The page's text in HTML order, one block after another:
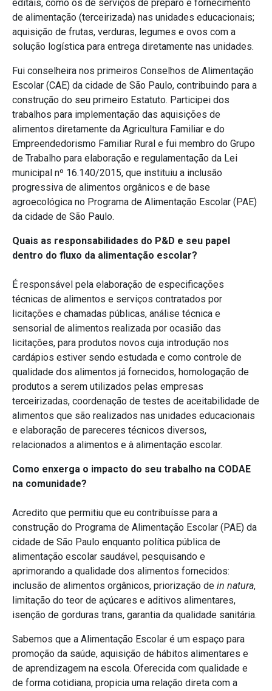
editais, como os de serviços de preparo e fornecimento
de alimentação (terceirizada) nas unidades educacionais;
aquisição de frutas, verduras, legumes e ovos com a
solução logística para entrega diretamente nas unidades.
Fui conselheira nos primeiros Conselhos de Alimentação
Escolar (CAE) da cidade de São Paulo, contribuindo para a
construção do seu primeiro Estatuto. Participei dos
trabalhos para implementação das aquisições de
alimentos diretamente da Agricultura Familiar e do
Empreendedorismo Familiar Rural e fui membro do Grupo
de Trabalho para elaboração e regulamentação da Lei
municipal nº 16.140/2015, que instituiu a inclusão
progressiva de alimentos orgânicos e de base
agroecológica no Programa de Alimentação Escolar (PAE)
da cidade de São Paulo.
Quais as responsabilidades do P&D e seu papel
dentro do fluxo da alimentação escolar?
É responsável pela elaboração de especificações
técnicas de alimentos e serviços contratados por
licitações e chamadas públicas, análise técnica e
sensorial de alimentos realizada por ocasião das
licitações, para produtos novos cuja introdução nos
cardápios estiver sendo estudada e como controle de
qualidade dos alimentos já fornecidos, homologação de
produtos a serem utilizados pelas empresas
terceirizadas, coordenação de testes de aceitabilidade de
alimentos que são realizados nas unidades educacionais
e elaboração de pareceres técnicos diversos,
relacionados a alimentos e à alimentação escolar.
Como enxerga o impacto do seu trabalho na CODAE
na comunidade?
Acredito que permitiu que eu contribuísse para a
construção do Programa de Alimentação Escolar (PAE) da
cidade de São Paulo enquanto política pública de
alimentação escolar saudável, pesquisando e
aprimorando a qualidade dos alimentos fornecidos:
inclusão de alimentos orgânicos, priorização de in natura,
limitação do teor de açúcares e aditivos alimentares,
isenção de gorduras trans, garantia da qualidade sanitária.
Sabemos que a Alimentação Escolar é um espaço para
promoção da saúde, aquisição de hábitos alimentares e
de aprendizagem na escola. Oferecida com qualidade e
de forma cotidiana, propicia uma relação direta com a